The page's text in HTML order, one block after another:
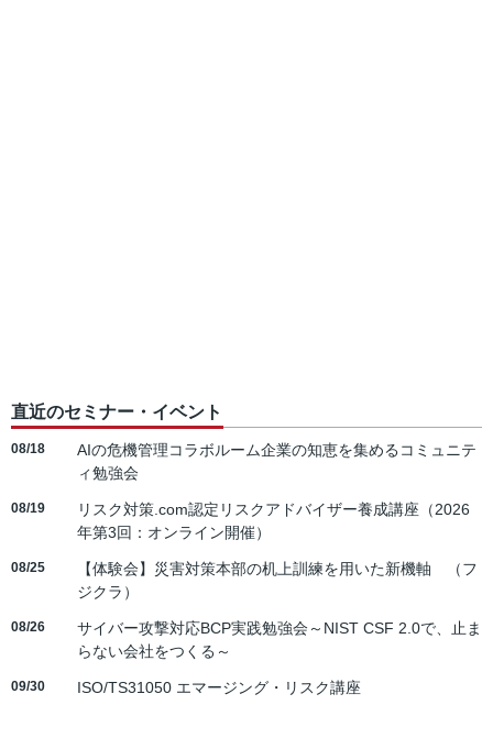
直近のセミナー・イベント
08/18
AIの危機管理コラボルーム企業の知恵を集めるコミュニテ
ィ勉強会
08/19
リスク対策.com認定リスクアドバイザー養成講座（2026
年第3回：オンライン開催）
08/25
【体験会】災害対策本部の机上訓練を用いた新機軸 （フ
ジクラ）
08/26
サイバー攻撃対応BCP実践勉強会～NIST CSF 2.0で、止ま
らない会社をつくる～
09/30 ISO/TS31050 エマージング・リスク講座